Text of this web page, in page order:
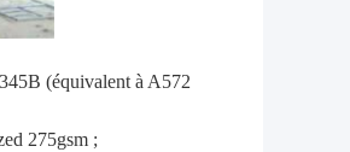
(équivalent à A572
275gsm ;